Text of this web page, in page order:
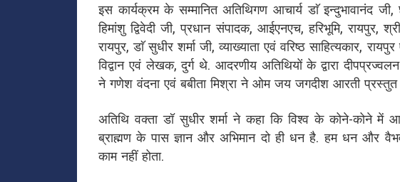
इस कार्यक्रम के सम्मानित अतिथिगण आचार्य डाॅ इन्दुभावानंद
हिमांशु द्विवेदी जी, प्रधान संपादक, आईएनएच, हरिभूमि, रायपुर,
रायपुर, डाॅ सुधीर शर्मा जी, व्याख्याता एवं वरिष्ठ साहित्यकार,
विद्वान एवं लेखक, दुर्ग थे. आदरणीय अतिथियों के द्वारा
ने गणेश वंदना एवं बबीता मिश्रा ने ओम जय जगदीश आरती प्रस्तुत
अतिथि वक्ता डॉ सुधीर शर्मा ने कहा कि विश्व के कोने-कोने
ब्राह्मण के पास ज्ञान और अभिमान दो ही धन है. हम धन और
काम नहीं होता.